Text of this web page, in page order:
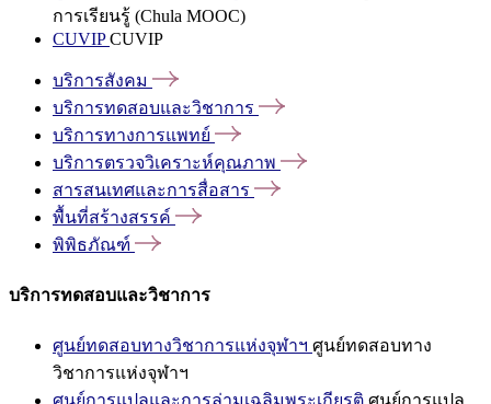
การเรียนรู้ (Chula MOOC)
CUVIPCUVIP
บริการสังคม
บริการทดสอบและวิชาการ
บริการทางการแพทย์
บริการตรวจวิเคราะห์คุณภาพ
สารสนเทศและการสื่อสาร
พื้นที่สร้างสรรค์
พิพิธภัณฑ์
บริการทดสอบและวิชาการ
ศูนย์ทดสอบทางวิชาการแห่งจุฬาฯ ศูนย์ทดสอบทาง
วิชาการแห่งจุฬาฯ
ศูนย์การแปลและการล่ามเฉลิมพระเกียรติ ศูนย์การแปล